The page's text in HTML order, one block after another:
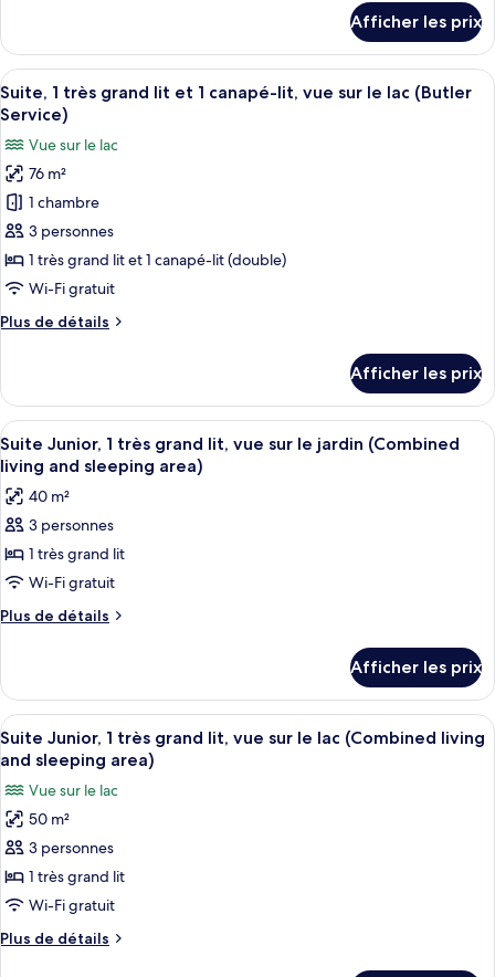
chambre,
vue
sur
le
lac
(Celebrity
King.
Separate
Living
Room)
Suite,
chambre,
vue
le
lac
(Celebrity
King.
Separate
Room)
Afficher les prix
Afficher
toutes
photos
pour
ce
type
de
chambre :
1
lit
et
1
canapé-
lit,
vue
sur
le
lac
Une chambre d’hôtel spacieuse,
6
Suite, 1 très grand lit et 1 canapé-lit, vue sur le lac (Butler
Service)
Vue sur le lac
76 m²
1 chambre
3 personnes
1 très grand lit et 1 canapé-lit (double)
Wi-Fi gratuit
Plus de détails
Plus
Suite,
très
grand
et
canapé-
lit,
vue
le
Afficher les prix
Afficher
toutes
les
photos
pour
ce
type
de
Junior,
très
grand
lit,
vue
sur
le
jardin
(Combined
living
Une chambre d’hôtel comprenant
4
Suite Junior, 1 très grand lit, vue sur le jardin (Combined
living and sleeping area)
40 m²
3 personnes
1 très grand lit
Wi-Fi gratuit
Plus de détails
Plus
Suite
Junior,
1
très
lit,
vue
sur
le
jardin
living
and
sleeping
Afficher les prix
Afficher
toutes
photos
pour
ce
type
de
chambre :
Suite
Une chambre d’hôtel avec un grand
4
Suite Junior, 1 très grand lit, vue sur le lac (Combined living
and sleeping area)
Vue sur le lac
50 m²
3 personnes
1 très grand lit
Wi-Fi gratuit
Plus de détails
Plus